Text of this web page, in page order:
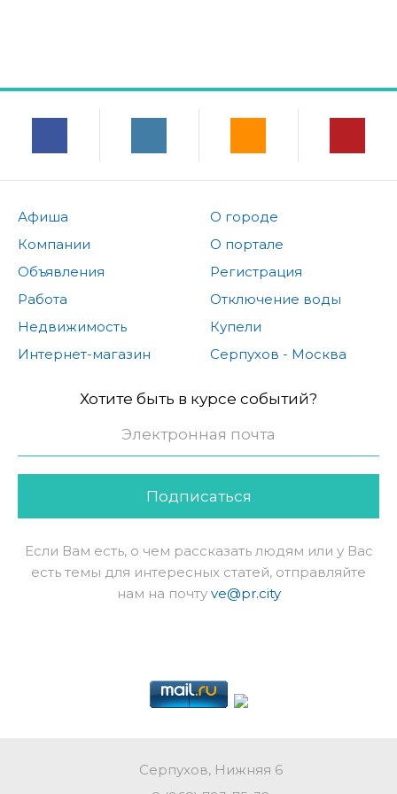
Афиша
Компании
Объявления
Работа
Недвижимость
Интернет-магазин
О городе
О портале
Регистрация
Отключение воды
Купели
Серпухов - Москва
Хотите быть в курсе событий?
Подписаться
Если Вам есть, о чем рассказать людям или у Вас
есть темы для интересных статей, отправляйте
нам на почту ve@pr.city
Серпухов, Нижняя 6